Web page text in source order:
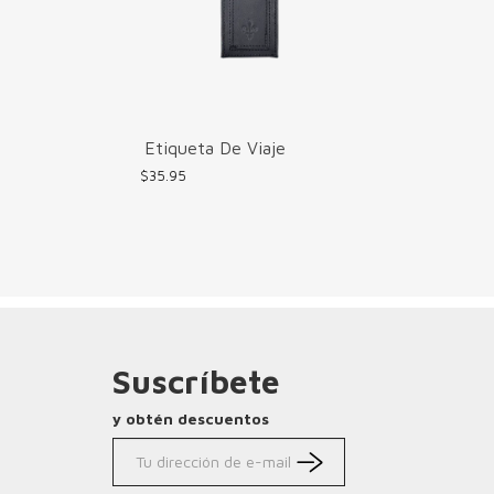
Etiqueta De Viaje
$35.95
Suscríbete
y obtén descuentos